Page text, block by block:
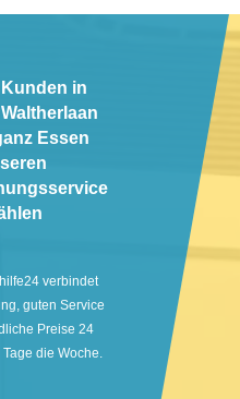
in
Essen
verbindet
guten Service
Preise 24
die Woche.